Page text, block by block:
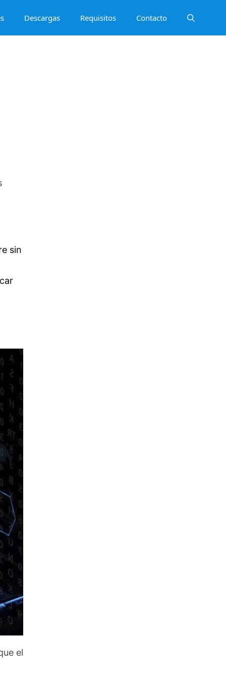
Descargas Requisitos Contacto
sin
el